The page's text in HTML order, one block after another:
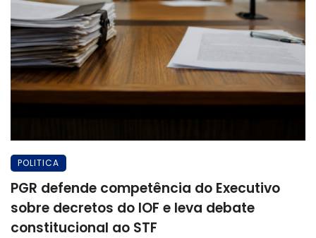
POLITICA
PGR defende competência do Executivo
sobre decretos do IOF e leva debate
constitucional ao STF